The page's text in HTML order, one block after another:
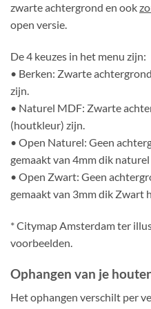
zwarte achtergrond en ook
open versie.
De 4 keuzes in het menu zijn:
• Berken: Zwarte
zijn.
• Naturel MDF: Zwarte
(houtkleur) zijn.
• Open Naturel: Geen
gemaakt van 4mm dik
• Open Zwart: Geen
gemaakt van 3mm dik Zwart
* Citymap Amsterdam ter
voorbeelden.
Ophangen van je
Het ophangen verschilt per